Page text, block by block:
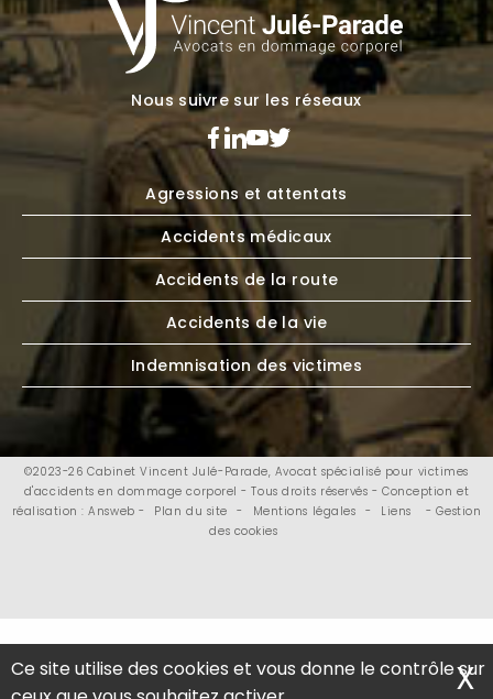
Ce site utilise des cookies et vous donne le contrôle sur
X
Nous suivre sur les réseaux
Agressions et attentats
Accidents médicaux
Accidents de la route
Accidents de la vie
Indemnisation des victimes
©2023-26 Cabinet Vincent Julé-Parade, Avocat spécialisé pour victimes
d'accidents en dommage corporel - Tous droits réservés - Conception et
réalisation : Answeb -
Plan du site - Mentions légales - Liens
- Gestion
des cookies